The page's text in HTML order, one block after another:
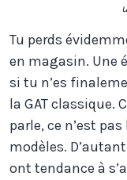
Tu perds
en magasin. Une
si tu n’es
la GAT classique.
parle, ce n’est
modèles.
ont tendance à